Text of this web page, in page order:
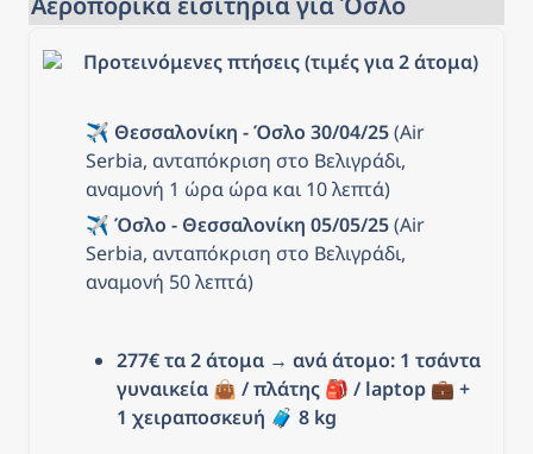
Προτεινόμενες πτήσεις (τιμές για 2 άτομα)
✈️ Θεσσαλονίκη - Όσλο 30/04/25 (Air
Serbia, ανταπόκριση στο Βελιγράδι,
αναμονή 1 ώρα ώρα και 10 λεπτά)
✈️ Όσλο - Θεσσαλονίκη 05/05/25 (Air
Serbia, ανταπόκριση στο Βελιγράδι,
αναμονή 50 λεπτά)
277€ τα 2 άτομα → ανά άτομο: 1 τσάντα
γυναικεία 👜 / πλάτης 🎒 / laptop 💼 +
1 χειραποσκευή 🧳 8 kg